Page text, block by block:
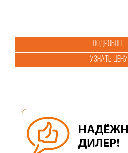
Подробнее
Узнать цену